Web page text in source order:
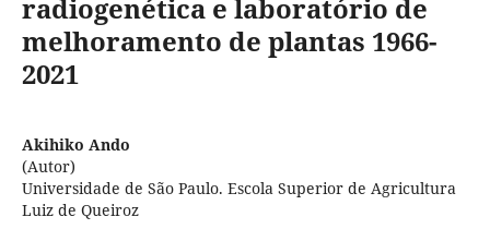
radiogenética e laboratório de
melhoramento de plantas 1966-
2021
Akihiko Ando
(Autor)
Universidade de São Paulo. Escola Superior de Agricultura
Luiz de Queiroz